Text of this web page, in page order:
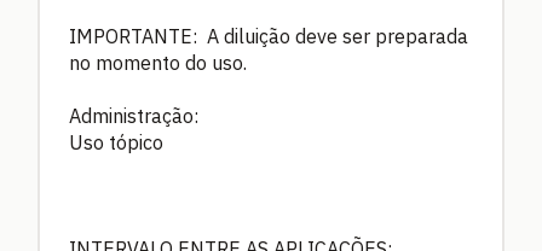
IMPORTANTE: A diluição deve ser preparada
no momento do uso.
Administração:
Uso tópico